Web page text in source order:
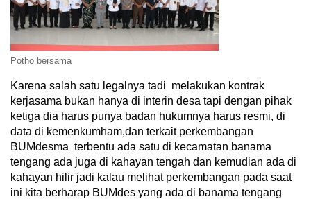
Potho bersama
Karena salah satu legalnya tadi melakukan kontrak
kerjasama bukan hanya di interin desa tapi dengan pihak
ketiga dia harus punya badan hukumnya harus resmi, di
data di kemenkumham,dan terkait perkembangan
BUMdesma terbentu ada satu di kecamatan banama
tengang ada juga di kahayan tengah dan kemudian ada di
kahayan hilir jadi kalau melihat perkembangan pada saat
ini kita berharap BUMdes yang ada di banama tengang